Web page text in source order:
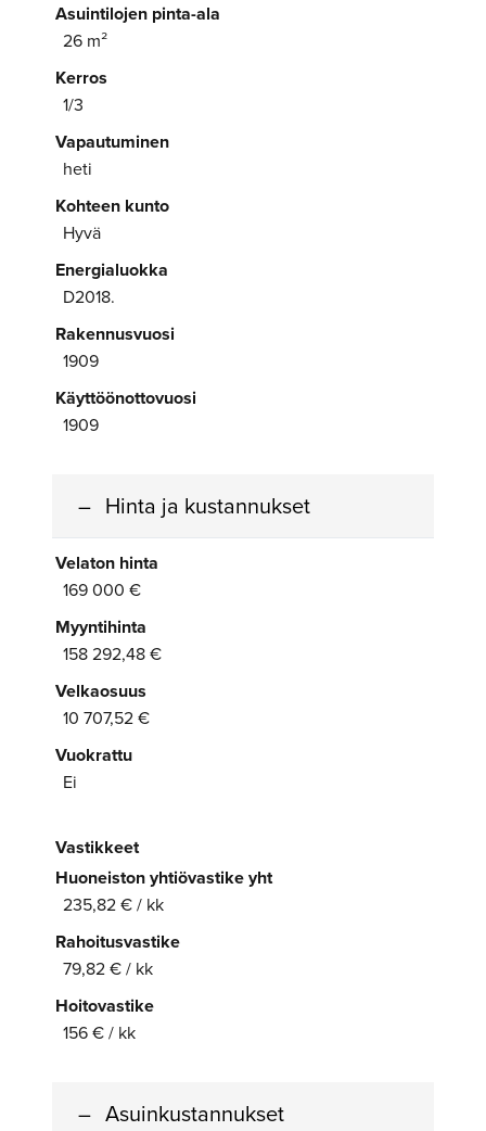
Asuintilojen pinta-ala
26 m²
Kerros
1/3
Vapautuminen
heti
Kohteen kunto
Hyvä
Energialuokka
D2018.
Rakennusvuosi
1909
Käyttöönottovuosi
1909
Hinta ja kustannukset
Velaton hinta
169 000 €
Myyntihinta
158 292,48 €
Velkaosuus
10 707,52 €
Vuokrattu
Ei
Vastikkeet
Huoneiston yhtiövastike yht
235,82 € / kk
Rahoitusvastike
79,82 € / kk
Hoitovastike
156 € / kk
Asuinkustannukset